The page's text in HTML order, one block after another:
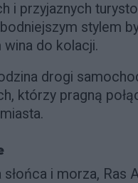
i przyjaznych
stylem
do kolacji.
drogi
którzy pragną
i morza, Ras